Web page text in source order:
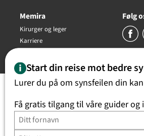
Memira
Kirurger og leger
Karriere
Følg
Start din reise mot bedre
Lurer du på om synsfeilen din
Få gratis tilgang til våre guider